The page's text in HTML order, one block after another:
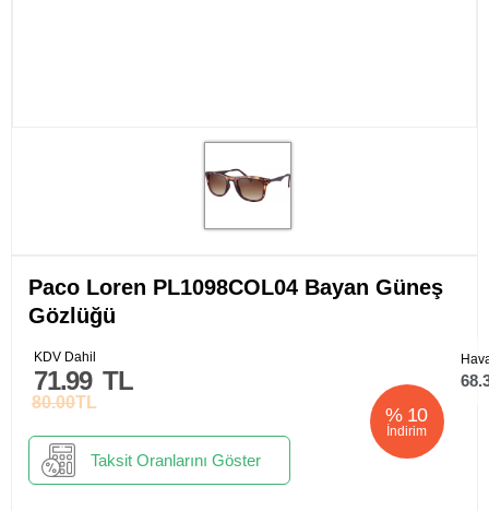
Paco Loren PL1098COL04 Bayan Güneş
Gözlüğü
% 10
İndirim
80.00TL
71.99 TL
KDV Dahil
Taksit Oranlarını Göster